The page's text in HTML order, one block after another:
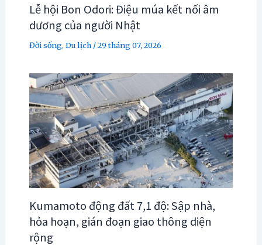
Lễ hội Bon Odori: Điệu múa kết nối âm
dương của người Nhật
Đời sống, Du lịch/29 tháng 07, 2026
Kumamoto động đất 7,1 độ: Sập nhà,
hỏa hoạn, gián đoạn giao thông diện
rộng